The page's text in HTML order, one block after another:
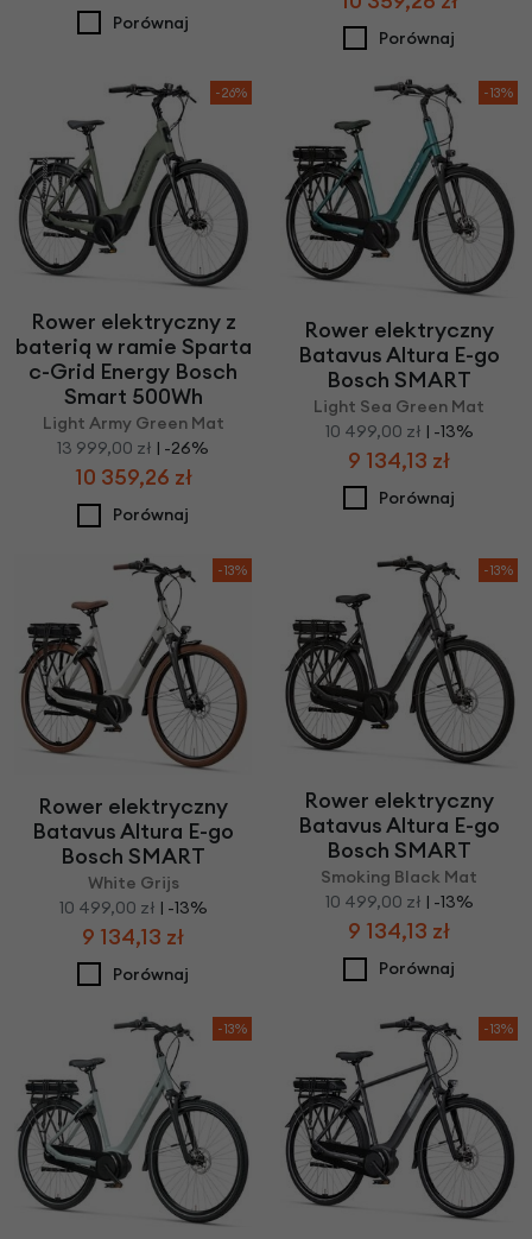
Porównaj
Porównaj
-26%
Rower elektryczny z
baterią w ramie Sparta
c-Grid Energy Bosch
Smart 500Wh
Light Army Green Mat
13 999,00 zł | -26%
10 359,26 zł
Porównaj
-13%
Rower elektryczny
Batavus Altura E-go
Bosch SMART
Light Sea Green Mat
10 499,00 zł | -13%
9 134,13 zł
Porównaj
-13%
Rower elektryczny
Batavus Altura E-go
Bosch SMART
White Grijs
10 499,00 zł | -13%
9 134,13 zł
Porównaj
-13%
Rower elektryczny
Batavus Altura E-go
Bosch SMART
Smoking Black Mat
10 499,00 zł | -13%
9 134,13 zł
Porównaj
-13% -13%